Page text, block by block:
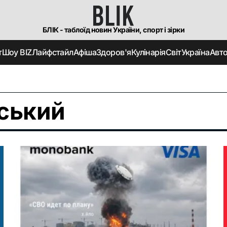
БЛІК - таблоїд новин України, спорт і зірки
Шоу BIZЛайфстайлАфішаЗдоров'яКулінаріяСвітУкраїна